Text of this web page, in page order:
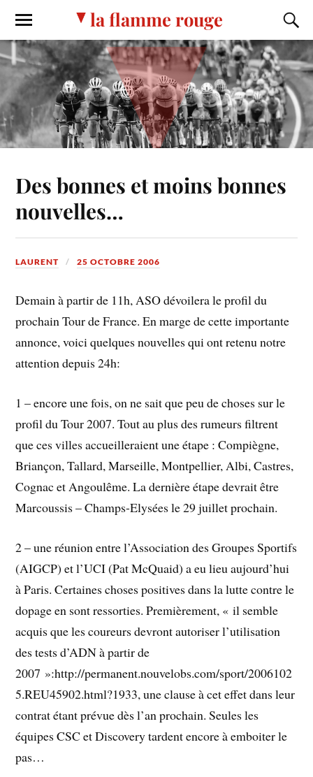
la flamme rouge
Des bonnes et moins bonnes
nouvelles…
LAURENT 25 OCTOBRE 2006
Demain à partir de 11h, ASO dévoilera le profil du
prochain Tour de France. En marge de cette importante
annonce, voici quelques nouvelles qui ont retenu notre
attention depuis 24h:
1 – encore une fois, on ne sait que peu de choses sur le
profil du Tour 2007. Tout au plus des rumeurs filtrent
que ces villes accueilleraient une étape : Compiègne,
Briançon, Tallard, Marseille, Montpellier, Albi, Castres,
Cognac et Angoulême. La dernière étape devrait être
Marcoussis – Champs-Elysées le 29 juillet prochain.
2 – une réunion entre l’Association des Groupes Sportifs
(AIGCP) et l’UCI (Pat McQuaid) a eu lieu aujourd’hui
à Paris. Certaines choses positives dans la lutte contre le
dopage en sont ressorties. Premièrement, « il semble
acquis que les coureurs devront autoriser l’utilisation
des tests d’ADN à partir de
2007 »:http://permanent.nouvelobs.com/sport/2006102
5.REU45902.html?1933, une clause à cet effet dans leur
contrat étant prévue dès l’an prochain. Seules les
équipes CSC et Discovery tardent encore à emboiter le
pas…